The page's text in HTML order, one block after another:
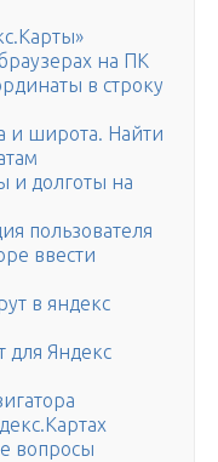
на ПК
в строку
и широта. Найти
и долготы на
пользователя
ввести
в яндекс
для Яндекс
вопросы